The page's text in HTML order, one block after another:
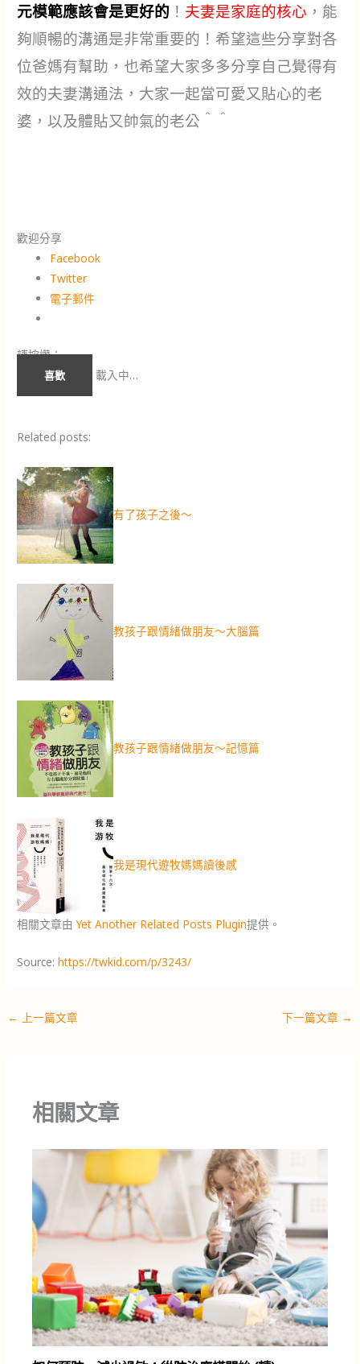
元模範應該會是更好的 ！ 夫妻是家庭的核心 ，能
夠順暢的溝通是非常重要的！希望這些分享對各
位爸媽有幫助，也希望大家多多分享自己覺得有
效的夫妻溝通法，大家一起當可愛又貼心的老
婆，以及體貼又帥氣的老公＾＾
歡迎分享
Facebook
Twitter
電子郵件
請按讚：
喜歡 載入中…
Related posts:
有了孩子之後～
教孩子跟情緒做朋友～大腦篇
教孩子跟情緒做朋友～記憶篇
我是現代遊牧媽媽讀後感
相關文章由Yet Another Related Posts Plugin提供。
Source:https://twkid.com/p/3243/
← 上一篇文章 下一篇文章 →
相關文章